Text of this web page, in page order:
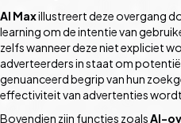
AI Maxillustreert deze overgang
learning om de intentie van
zelfs wanneer deze niet expliciet
adverteerders in staat om
genuanceerd begrip van hun
effectiviteit van advertenties
Bovendien zijn functies zoalsAI-